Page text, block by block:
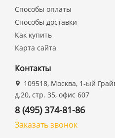
Способы оплаты
Способы доставки
Как купить
Карта сайта
Контакты
109518, Москва, 1-ый
д.20, стр. 35, офис 607
8 (495) 374-81-86
Заказать звонок